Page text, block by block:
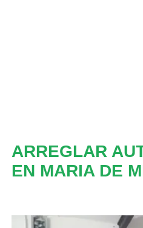
ARREGLAR
EN MARIA DE